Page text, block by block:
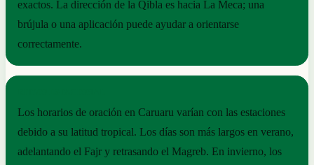
exactos. La dirección de la Qibla es hacia La Meca; una
brújula o una aplicación puede ayudar a orientarse
correctamente.
Los horarios de oración en Caruaru varían con las estaciones
debido a su latitud tropical. Los días son más largos en verano,
adelantando el Fajr y retrasando el Magreb. En invierno, los